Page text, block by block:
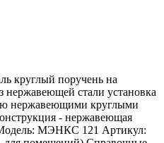
круглый поручень на
нержавеющей стали установка
нержавеющими круглыми
- нержавеющая
Модель: МЭНКС 121 Артикул: